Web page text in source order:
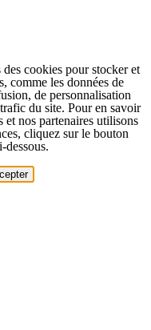
cookies pour stocker et
comme les données de
de personnalisation
du site. Pour en savoir
et nos partenaires utilisons
cliquez sur le bouton